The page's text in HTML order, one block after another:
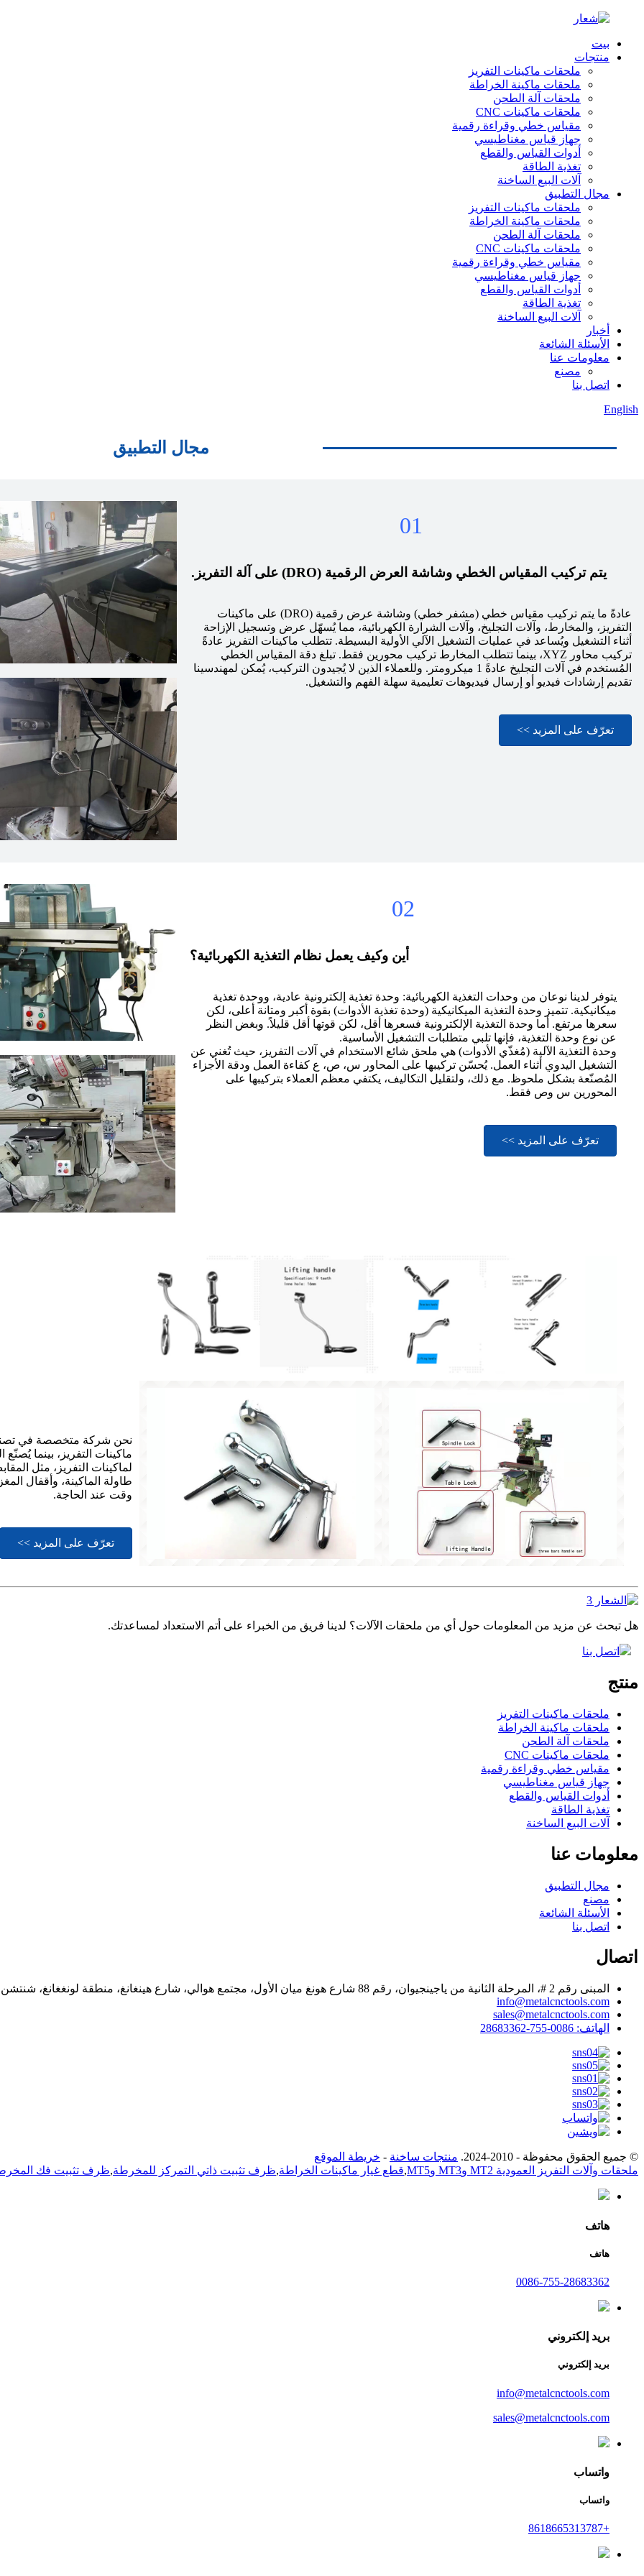
بيت
منتجات
ملحقات ماكينات التفريز
ملحقات ماكينة الخراطة
ملحقات آلة الطحن
ملحقات ماكينات CNC
مقياس خطي وقراءة رقمية
جهاز قياس مغناطيسي
أدوات القياس والقطع
تغذية الطاقة
آلات البيع الساخنة
مجال التطبيق
ملحقات ماكينات التفريز
ملحقات ماكينة الخراطة
ملحقات آلة الطحن
ملحقات ماكينات CNC
مقياس خطي وقراءة رقمية
جهاز قياس مغناطيسي
أدوات القياس والقطع
تغذية الطاقة
آلات البيع الساخنة
أخبار
الأسئلة الشائعة
معلومات عنا
مصنع
اتصل بنا
English
مجال التطبيق
01
يتم تركيب المقياس الخطي وشاشة العرض الرقمية (DRO) على آلة التفريز.
عادةً ما يتم تركيب مقياس خطي (مشفر خطي) وشاشة عرض رقمية (DRO) على ماكينات
التفريز، والمخارط، وآلات التجليخ، وآلات الشرارة الكهربائية، مما يُسهّل عرض وتسجيل الإزاحة
أثناء التشغيل ويُساعد في عمليات التشغيل الآلي الأولية البسيطة. تتطلب ماكينات التفريز عادةً
تركيب محاور XYZ، بينما تتطلب المخارط تركيب محورين فقط. تبلغ دقة المقياس الخطي
المُستخدم في آلات التجليخ عادةً 1 ميكرومتر. وللعملاء الذين لا يُجيدون التركيب، يُمكن لمهندسينا
تقديم إرشادات فيديو أو إرسال فيديوهات تعليمية سهلة الفهم والتشغيل.
تعرّف على المزيد >>
02
أين وكيف يعمل نظام التغذية الكهربائية؟
يتوفر لدينا نوعان من وحدات التغذية الكهربائية: وحدة تغذية إلكترونية عادية، ووحدة تغذية
ميكانيكية. تتميز وحدة التغذية الميكانيكية (وحدة تغذية الأدوات) بقوة أكبر ومتانة أعلى، لكن
سعرها مرتفع. أما وحدة التغذية الإلكترونية فسعرها أقل، لكن قوتها أقل قليلاً. وبغض النظر
عن نوع وحدة التغذية، فإنها تلبي متطلبات التشغيل الأساسية.
وحدة التغذية الآلية (مُغذّي الأدوات) هي ملحق شائع الاستخدام في آلات التفريز، حيث تُغني عن
التشغيل اليدوي أثناء العمل. يُحسّن تركيبها على المحاور س، ص، ع كفاءة العمل ودقة الأجزاء
المُصنّعة بشكل ملحوظ. مع ذلك، ولتقليل التكاليف، يكتفي معظم العملاء بتركيبها على
المحورين س وص فقط.
تعرّف على المزيد >>
ماكينات التفريز، بينما
لماكينات التفريز، مثل
طاولة الماكينة، وأقفال
وقت عند الحاجة.
تعرّف على المزيد >>
هل تبحث عن مزيد من المعلومات حول أي من ملحقات الآلات؟ لدينا فريق من الخبراء على أتم الاستعداد لمساعدتك.
اتصل بنا
منتج
ملحقات ماكينات التفريز
ملحقات ماكينة الخراطة
ملحقات آلة الطحن
ملحقات ماكينات CNC
مقياس خطي وقراءة رقمية
جهاز قياس مغناطيسي
أدوات القياس والقطع
تغذية الطاقة
آلات البيع الساخنة
معلومات عنا
مجال التطبيق
مصنع
الأسئلة الشائعة
اتصل بنا
اتصال
المبنى رقم 2 #، المرحلة الثانية من ياجينجيوان، رقم 88 شارع هونغ ميان الأول، مجتمع هوالي، شارع هينغانغ، منطقة لونغغانغ، شنتشن
info@metalcnctools.com
sales@metalcnctools.com
الهاتف: 0086-755-28683362
© جميع الحقوق محفوظة - 2010-2024. منتجات ساخنة - خريطة الموقع
ملحقات وآلات التفريز العمودية MT2 وMT3 وMT5
,قطع غيار ماكينات الخراطة,ظرف تثبيت ذاتي التمركز للمخرطة,ظرف تثبيت فك
هاتف
هاتف
0086-755-28683362
بريد إلكتروني
بريد إلكتروني
info@metalcnctools.com
sales@metalcnctools.com
واتساب
واتساب
+8618665313787